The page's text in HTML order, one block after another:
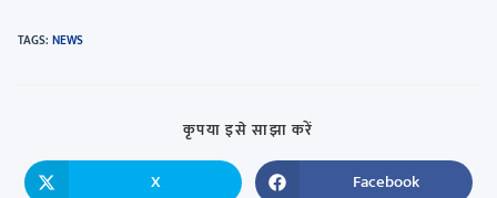
TAGS: NEWS
कृपया इसे साझा करें
X Facebook